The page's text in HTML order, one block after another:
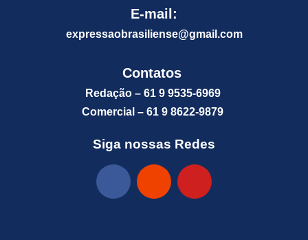
E-mail:
expressaobrasiliense@gmail.com
Contatos
Redação – 61 9 9535-6969
Comercial – 61 9 8622-9879
Siga nossas Redes